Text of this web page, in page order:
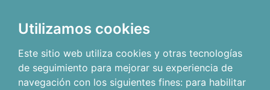
Utilizamos cookies
Este sitio web utiliza cookies y otras tecnologías
de seguimiento para mejorar su experiencia de
navegación con los siguientes fines: para habilitar